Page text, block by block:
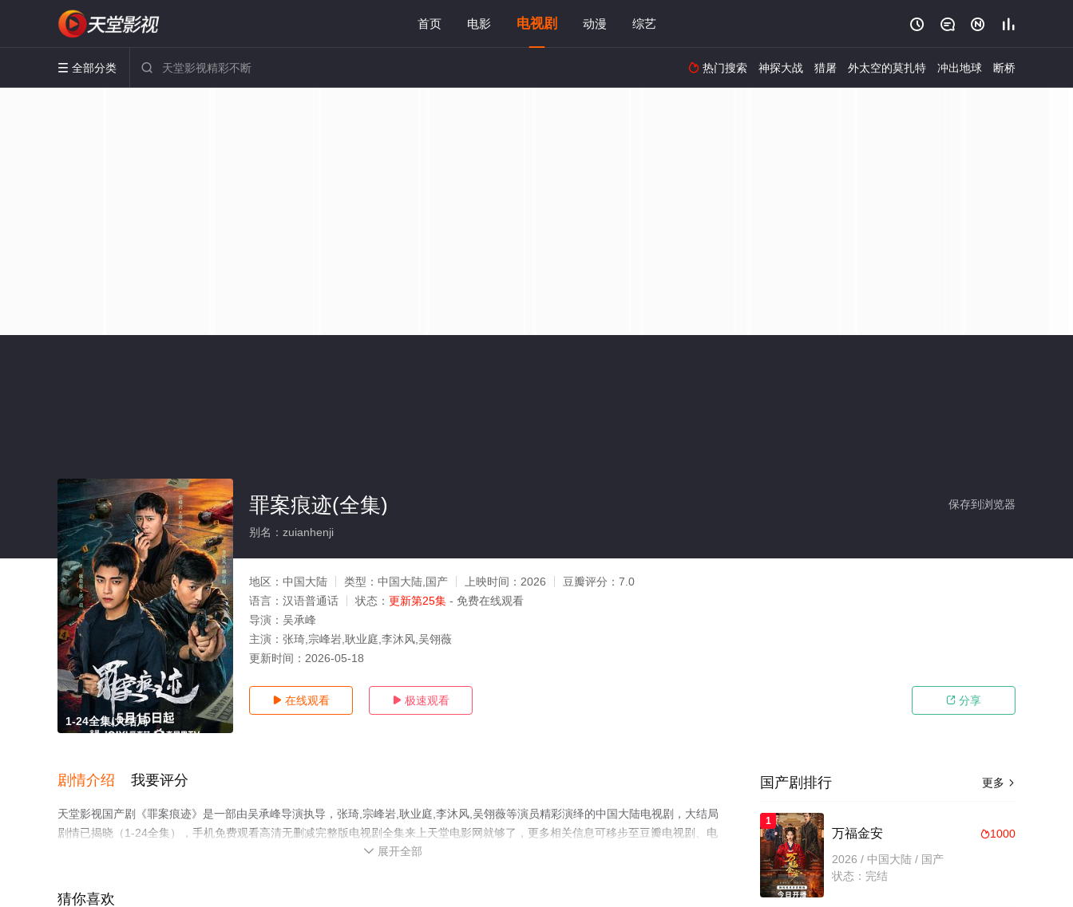
首页 电影 电视剧 动漫 综艺    
 全部分类   热门搜索 神探大战 猎屠 外太空的莫扎特 冲出地球 断桥
1-24全集/大结局
保存到浏览器
罪案痕迹(全集)
别名：zuianhenji
地区： 中国大陆 类型： 中国大陆,国产 上映时间： 2026 豆瓣评分： 7.0
语言： 汉语普通话 状态： 更新第25集 - 免费在线观看
导演： 吴承峰
主演： 张琦,宗峰岩,耿业庭,李沐风,吴翎薇
更新时间： 2026-05-18
 在线观看  极速观看  分享
剧情介绍 我要评分
天堂影视国产剧《罪案痕迹》是一部由吴承峰导演执导，张琦,宗峰岩,耿业庭,李沐风,吴翎薇等演员精彩演绎的中国大陆电视剧，大结局
剧情已揭晓（1-24全集），手机免费观看高清无删减完整版电视剧全集来上天堂电影网就够了，更多相关信息可移步至豆瓣电视剧、电
 展开全部
猜你喜欢
更多 
国产剧排行
1
1000
万福金安
2026 / 中国大陆 / 国产
状态：完结